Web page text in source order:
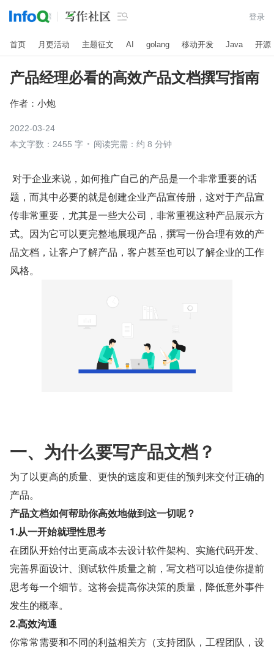
 登录
首页 月更活动 主题征文 AI golang 移动开发 Java 开源
产品经理必看的高效产品文档撰写指南
作者： 小炮
2022-03-24
本文字数：2455 字
阅读完需：约 8 分钟
对于企业来说，如何推广自己的产品是一个非常重要的话
题，而其中必要的就是创建企业产品宣传册，这对于产品宣
传非常重要，尤其是一些大公司，非常重视这种产品展示方
式。因为它可以更完整地展现产品，撰写一份合理有效的产
品文档，让客户了解产品，客户甚至也可以了解企业的工作
风格。
一、为什么要写产品文档？
为了以更高的质量、更快的速度和更佳的预判来交付正确的
产品。
产品文档如何帮助你高效地做到这一切呢？
1.从一开始就理性思考
在团队开始付出更高成本去设计软件架构、实施代码开发、
完善界面设计、测试软件质量之前，写文档可以迫使你提前
思考每一个细节。这将会提高你决策的质量，降低意外事件
发生的概率。
2.高效沟通
你常常需要和不同的利益相关方（支持团队，工程团队，设